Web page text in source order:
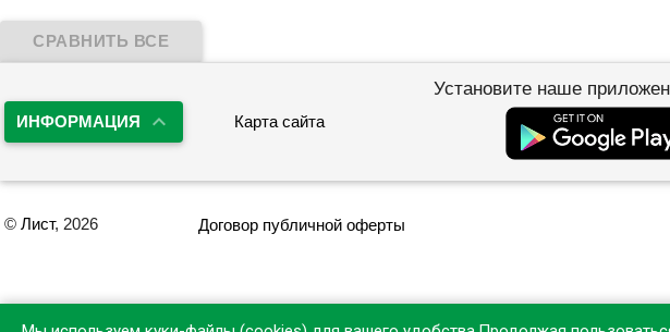
ИНФОРМАЦИЯ Карта сайта
Установите наше
© Лист, 2026 Договор публичной оферты